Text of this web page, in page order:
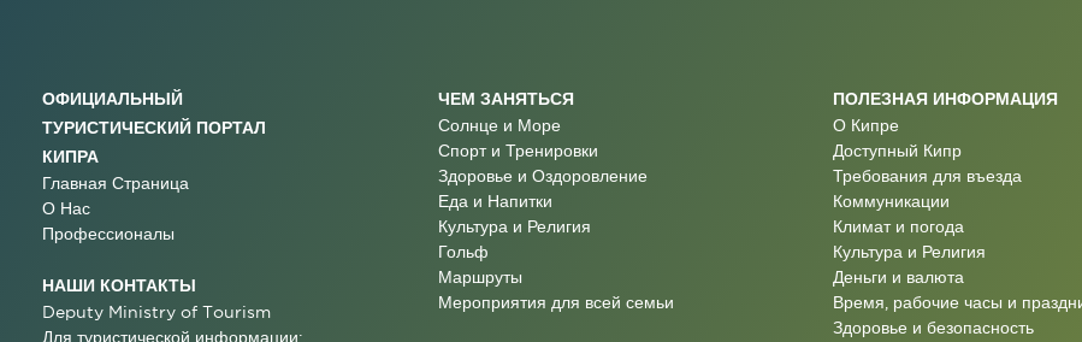
ОФИЦИАЛЬНЫЙ
ТУРИСТИЧЕСКИЙ ПОРТАЛ
КИПРА
Главная Страница
О Нас
Профессионалы
НАШИ КОНТАКТЫ
Deputy Ministry of Tourism
Для туристической информации:
ЧЕМ ЗАНЯТЬСЯ
Солнце и Море
Спорт и Тренировки
Здоровье и Оздоровление
Еда и Напитки
Культура и Религия
Гольф
Маршруты
Мероприятия для всей семьи
ПОЛЕЗНАЯ ИНФОРМАЦИЯ
О Кипре
Доступный Кипр
Требования для въезда
Коммуникации
Климат и погода
Культура и Религия
Деньги и валюта
Время, рабочие часы и
Здоровье и безопасность